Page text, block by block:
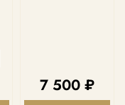
7 500 ₽